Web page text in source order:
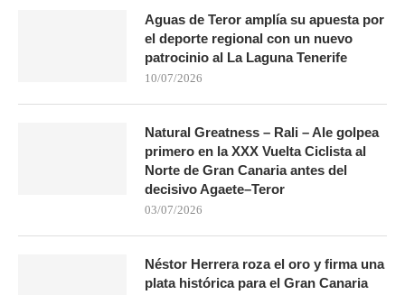
Aguas de Teror amplía su apuesta por
el deporte regional con un nuevo
patrocinio al La Laguna Tenerife
10/07/2026
Natural Greatness – Rali – Ale golpea
primero en la XXX Vuelta Ciclista al
Norte de Gran Canaria antes del
decisivo Agaete–Teror
03/07/2026
Néstor Herrera roza el oro y firma una
plata histórica para el Gran Canaria